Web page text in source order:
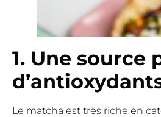
1. Une source
Le matcha est très riche en